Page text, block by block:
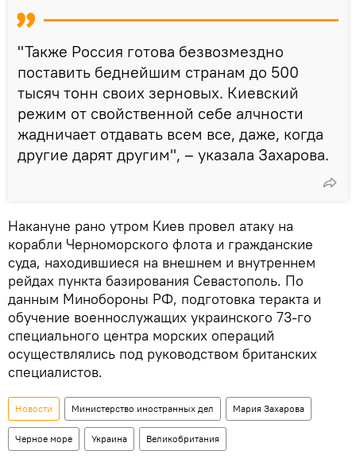
"Также Россия готова безвозмездно
поставить беднейшим странам до 500
тысяч тонн своих зерновых. Киевский
режим от свойственной себе алчности
жадничает отдавать всем все, даже, когда
другие дарят другим", – указала Захарова.
Накануне рано утром Киев провел атаку на
корабли Черноморского флота и гражданские
суда, находившиеся на внешнем и внутреннем
рейдах пункта базирования Севастополь. По
данным Минобороны РФ, подготовка теракта и
обучение военнослужащих украинского 73-го
специального центра морских операций
осуществлялись под руководством британских
специалистов.
Новости Министерство иностранных дел Мария Захарова
Черное море Украина Великобритания